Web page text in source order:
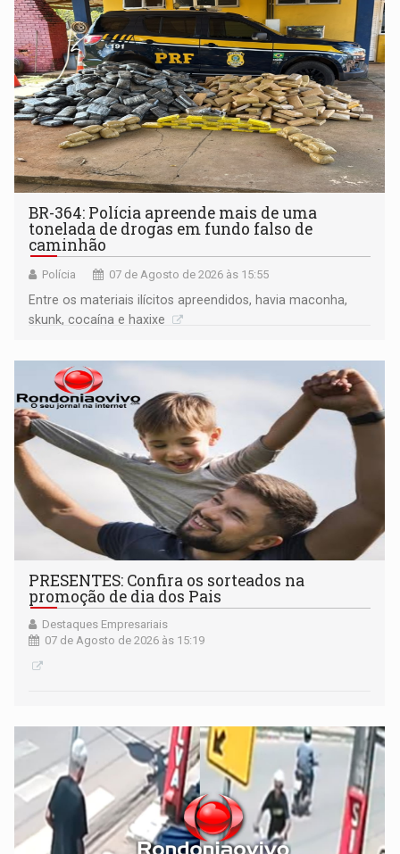
BR-364: Polícia apreende mais de uma
tonelada de drogas em fundo falso de
caminhão
Polícia 07 de Agosto de 2026 às 15:55
Entre os materiais ilícitos apreendidos, havia maconha,
skunk, cocaína e haxixe
PRESENTES: Confira os sorteados na
promoção de dia dos Pais
Destaques Empresariais
07 de Agosto de 2026 às 15:19